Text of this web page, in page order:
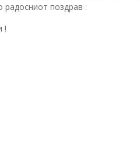
радосниот поздрав :
!